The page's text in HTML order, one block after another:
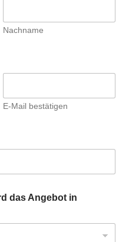
Nachname
E-Mail bestätigen
das Angebot in